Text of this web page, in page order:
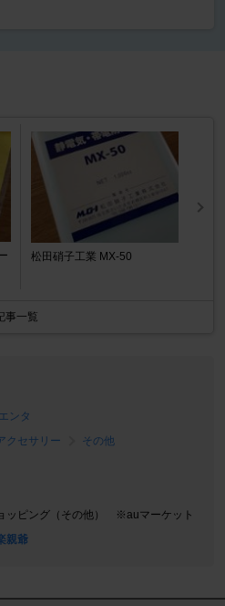
松田硝子工業 MX-50
事一覧
ンタ
クセサリー
その他
ッピング（その他） ※auマーケット
親爺